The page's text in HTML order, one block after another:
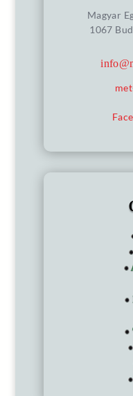
Magyar
1067